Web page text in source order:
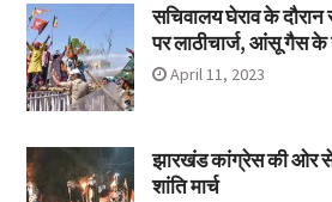
सचिवालय घेराव के दौरान
पर लाठीचार्ज, आंसू गैस के
April 11, 2023
झारखंड कांग्रेस की ओर
शांति मार्च